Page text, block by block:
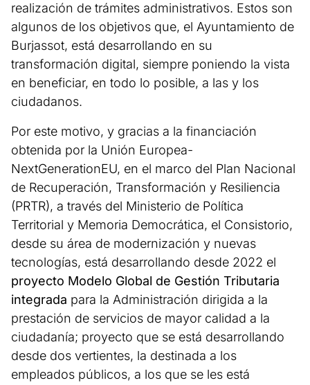
realización de trámites administrativos. Estos son
algunos de los objetivos que, el Ayuntamiento de
Burjassot, está desarrollando en su
transformación digital, siempre poniendo la vista
en beneficiar, en todo lo posible, a las y los
ciudadanos.
Por este motivo, y gracias a la financiación
obtenida por la Unión Europea-
NextGenerationEU, en el marco del Plan Nacional
de Recuperación, Transformación y Resiliencia
(PRTR), a través del Ministerio de Política
Territorial y Memoria Democrática, el Consistorio,
desde su área de modernización y nuevas
tecnologías, está desarrollando desde 2022 el
proyecto Modelo Global de Gestión Tributaria
integrada para la Administración dirigida a la
prestación de servicios de mayor calidad a la
ciudadanía; proyecto que se está desarrollando
desde dos vertientes, la destinada a los
empleados públicos, a los que se les está